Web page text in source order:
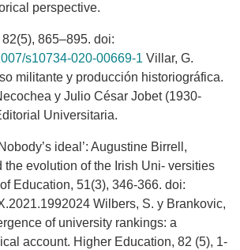
perspective.
865–895. doi:
s10734-020-00669-1 Villar, G.
militante y producción historiográfica.
y Julio César Jobet (1930-
Universitaria.
ideal’: Augustine Birrell,
the evolution of the Irish Uni- versities
Education, 51(3), 346-366. doi:
Wilbers, S. y Brankovic,
of university rankings: a
account. Higher Education, 82 (5), 1-